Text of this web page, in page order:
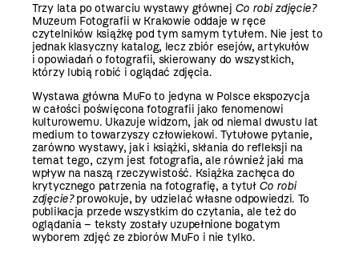
Trzy lata po otwarciu wystawy głównej Co robi zdjęcie?
Muzeum Fotografii w Krakowie oddaje w ręce
czytelników książkę pod tym samym tytułem. Nie jest to
jednak klasyczny katalog, lecz zbiór esejów, artykułów
i opowiadań o fotografii, skierowany do wszystkich,
którzy lubią robić i oglądać zdjęcia.
Wystawa główna MuFo to jedyna w Polsce ekspozycja
w całości poświęcona fotografii jako fenomenowi
kulturowemu. Ukazuje widzom, jak od niemal dwustu lat
medium to towarzyszy człowiekowi. Tytułowe pytanie,
zarówno wystawy, jak i książki, skłania do refleksji na
temat tego, czym jest fotografia, ale również jaki ma
wpływ na naszą rzeczywistość. Książka zachęca do
krytycznego patrzenia na fotografię, a tytuł Co robi
zdjęcie?prowokuje, by udzielać własne odpowiedzi. To
publikacja przede wszystkim do czytania, ale też do
oglądania – teksty zostały uzupełnione bogatym
wyborem zdjęć ze zbiorów MuFo i nie tylko.